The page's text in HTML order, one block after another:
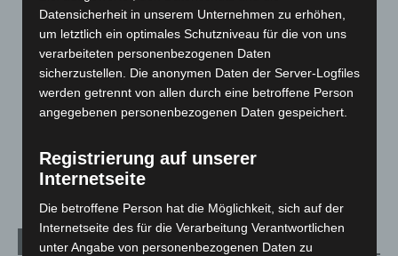
Hannover und Region
5.037
Langenhagen und Ortsteile
3.250
Leserbriefe
Menschen
Über uns
Welt
Archiv
Datensicherheit in unserem Unternehmen zu erhöhen,
um letztlich ein optimales Schutzniveau für die von uns
verarbeiteten personenbezogenen Daten
sicherzustellen. Die anonymen Daten der Server-Logfiles
werden getrennt von allen durch eine betroffene Person
angegebenen personenbezogenen Daten gespeichert.
Registrierung auf unserer
Internetseite
Die betroffene Person hat die Möglichkeit, sich auf der
Internetseite des für die Verarbeitung Verantwortlichen
unter Angabe von personenbezogenen Daten zu